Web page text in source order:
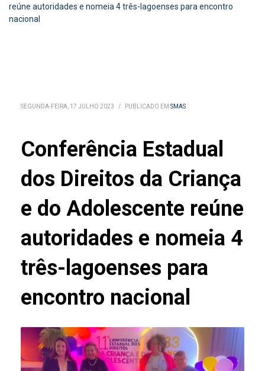
reúne autoridades e nomeia 4 três-lagoenses para encontro
nacional
SEGUNDA-FEIRA, 17 JULHO 2023 / PUBLICADO EM SMAS
Conferência Estadual
dos Direitos da Criança
e do Adolescente reúne
autoridades e nomeia 4
três-lagoenses para
encontro nacional